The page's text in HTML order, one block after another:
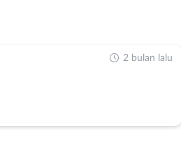
2 bulan lalu